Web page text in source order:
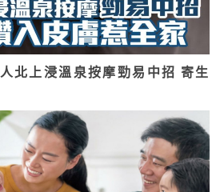
北上浸溫泉按摩勁易中招 寄生